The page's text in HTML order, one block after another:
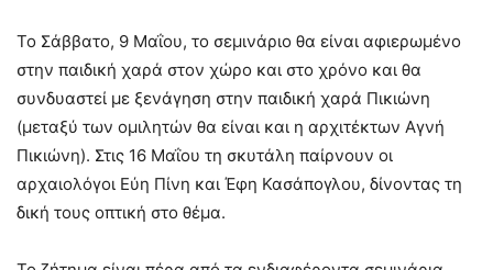
Το Σάββατο, 9 Μαΐου, το σεμινάριο θα είναι αφιερωμένο
στην παιδική χαρά στον χώρο και στο χρόνο και θα
συνδυαστεί με ξενάγηση στην παιδική χαρά Πικιώνη
(μεταξύ των ομιλητών θα είναι και η αρχιτέκτων Αγνή
Πικιώνη). Στις 16 Μαΐου τη σκυτάλη παίρνουν οι
αρχαιολόγοι Εύη Πίνη και Έφη Κασάπογλου, δίνοντας τη
δική τους οπτική στο θέμα.